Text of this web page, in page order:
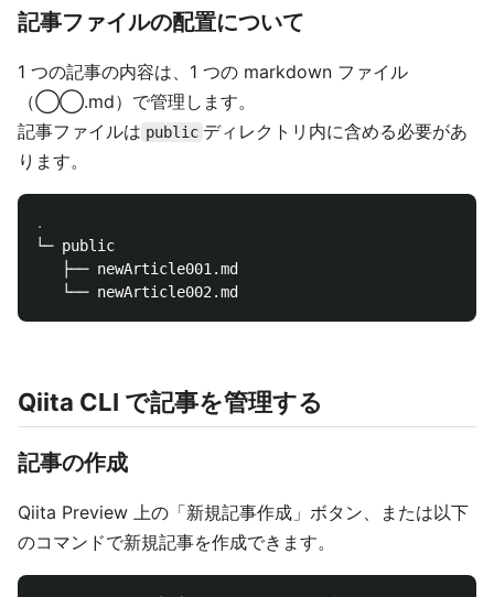
記事ファイルの配置について
1 つの記事の内容は、1 つの markdown ファイル
（◯◯.md）で管理します。
記事ファイルは public ディレクトリ内に含める必要があ
ります。
└─ public
   ├── newArticle001.md
Qiita CLI で記事を管理する
記事の作成
Qiita Preview 上の「新規記事作成」ボタン、または以下
のコマンドで新規記事を作成できます。